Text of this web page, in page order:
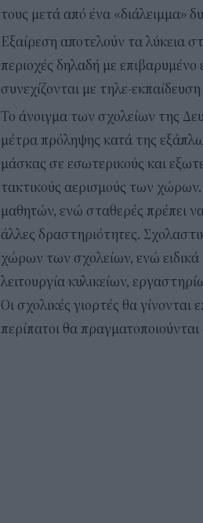
τους μετά από ένα «διάλειμμα»
Εξαίρεση αποτελούν τα λύκεια
περιοχές δηλαδή με
συνεχίζονται με τηλε-
Το άνοιγμα των σχολείων της
μέτρα πρόληψης κατά της
μάσκας σε εσωτερικούς και
τακτικούς αερισμούς των χώρων.
μαθητών, ενώ σταθερές πρέπει
άλλες δραστηριότητες.
χώρων των σχολείων, ενώ
λειτουργία κυλικείων,
Οι σχολικές γιορτές θα γίνονται
περίπατοι θα